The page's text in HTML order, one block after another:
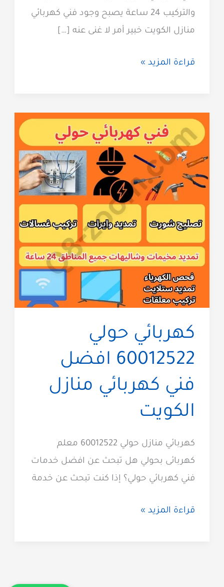
والتركيب 24 ساعة يصبح وجود فني كهربائي
منازل الكويت خبير أمر لا غنى عنه […]
فني
الكويت
24
ساعة
60012522
خدمة
سريعة
قراءة المزيد »
كهربائي حولي
60012522 افضل
فني كهربائي منازل
الكويت
كهربائي منازل حولي 60012522 معلم
كهربائى بحولي هل تبحث عن افضل خدمات
فني كهربائي حولي؟ إذا كنت تبحث عن خدمة
كهربائي
قراءة المزيد »